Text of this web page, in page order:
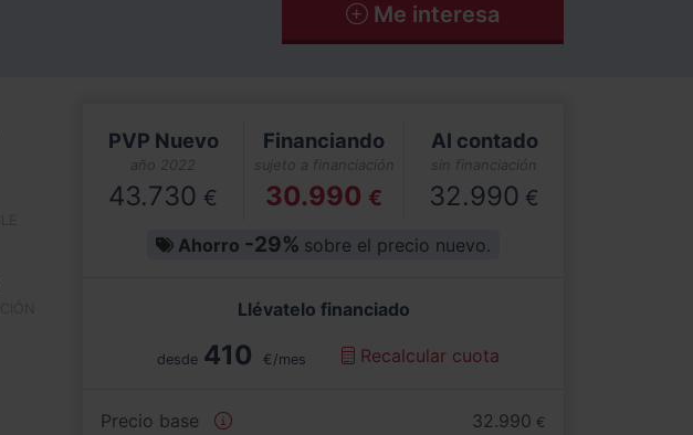
Me interesa
PVP Nuevo
año 2022
43.730 €
Financiando
sujeto a financiación
30.990 €
Al contado
sin financiación
32.990 €
Ahorro -29% sobre el precio nuevo.
Llévatelo financiado
desde 410 €/mes Recalcular cuota
Precio base 32.990 €